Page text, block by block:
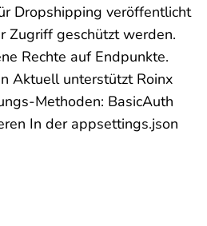
Dropshipping veröffentlicht
Zugriff geschützt werden.
Rechte auf Endpunkte.
Aktuell unterstützt Roinx
Methoden: BasicAuth
In der appsettings.json